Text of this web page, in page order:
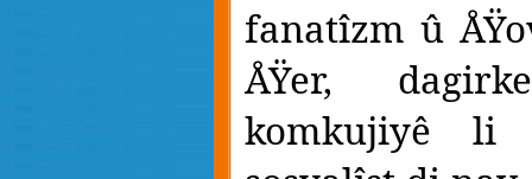
fanatîzm û
ÅŸer,
komkujiyê li